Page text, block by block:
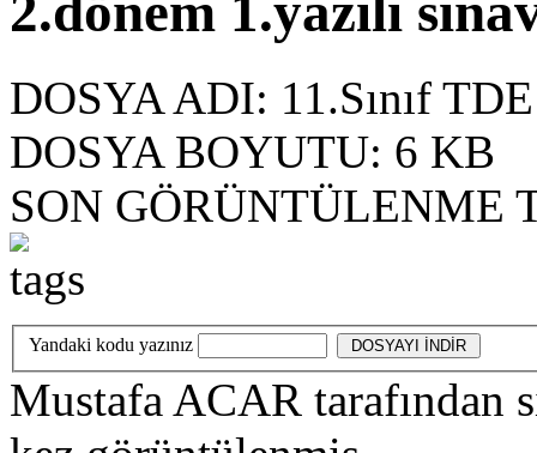
2.dönem 1.yazılı
DOSYA ADI: 11.Sınıf
DOSYA BOYUTU: 6 KB
SON GÖRÜNTÜLENME
Yandaki kodu yazınız
Mustafa ACAR tarafından